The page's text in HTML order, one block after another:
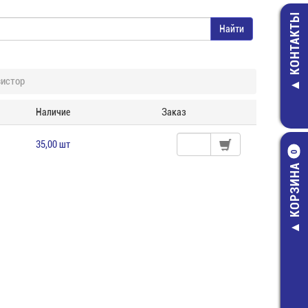
КОНТАКТЫ
КОРЗИНА
0
Наличие Заказ
35,00 шт